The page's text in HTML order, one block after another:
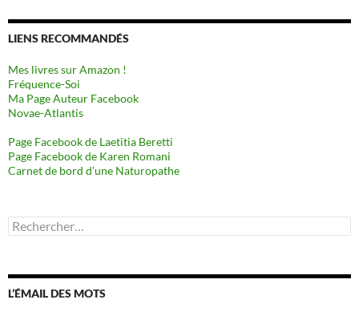
LIENS RECOMMANDÉS
Mes livres sur Amazon !
Fréquence-Soi
Ma Page Auteur Facebook
Novae-Atlantis
Page Facebook de Laetitia Beretti
Page Facebook de Karen Romani
Carnet de bord d’une Naturopathe
Rechercher :
L’ÉMAIL DES MOTS